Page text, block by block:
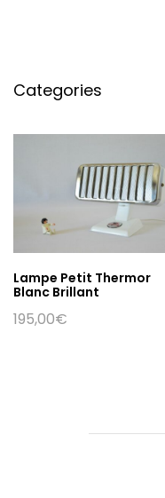
Categories
Lampe Petit Thermor
Blanc Brillant
195,00€